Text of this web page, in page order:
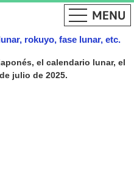
rokuyo, fase lunar, etc.
el calendario lunar, el
julio de 2025.